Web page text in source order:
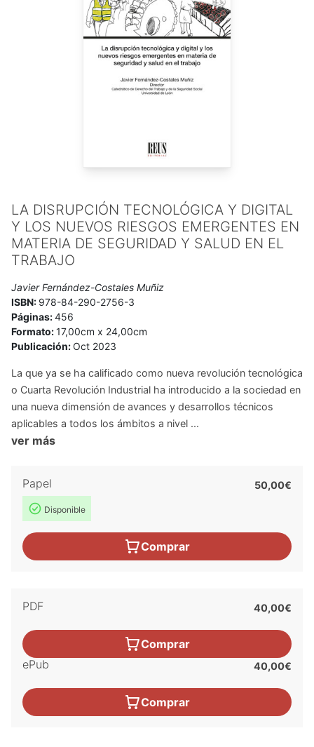
LA DISRUPCIÓN TECNOLÓGICA Y DIGITAL
Y LOS NUEVOS RIESGOS EMERGENTES EN
MATERIA DE SEGURIDAD Y SALUD EN EL
TRABAJO
Javier Fernández-Costales Muñiz
ISBN: 978-84-290-2756-3
Páginas:456
Formato:17,00cm x 24,00cm
Publicación:Oct 2023
La que ya se ha calificado como nueva revolución tecnológica
o Cuarta Revolución Industrial ha introducido a la sociedad en
una nueva dimensión de avances y desarrollos técnicos
aplicables a todos los ámbitos a nivel ...
ver más
Papel
Disponible
50,00€
Comprar
PDF 40,00€
Comprar
ePub
40,00€
Comprar